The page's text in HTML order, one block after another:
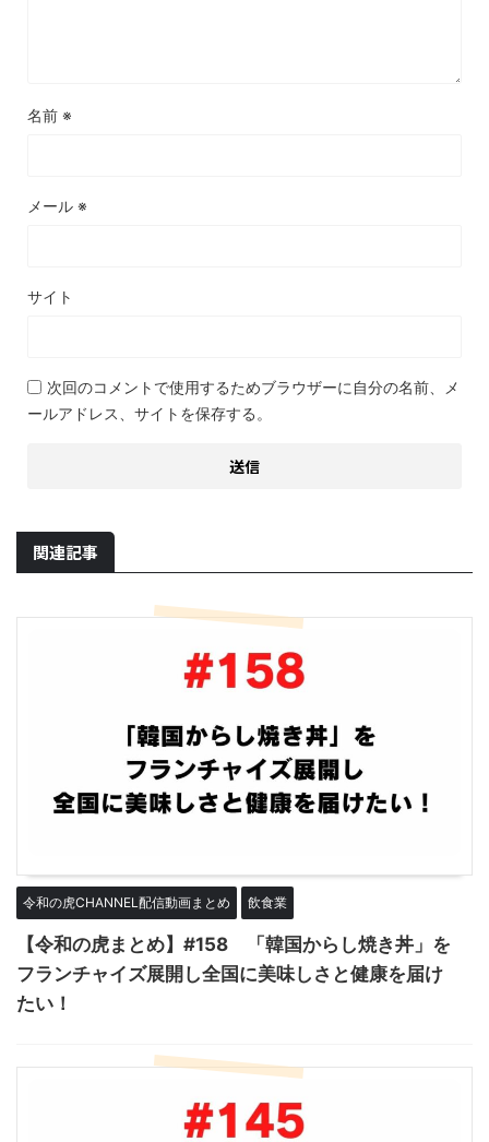
名前 ※
メール ※
サイト
次回のコメントで使用するためブラウザーに自分の名前、メ
ールアドレス、サイトを保存する。
関連記事
令和の虎CHANNEL配信動画まとめ 飲食業
【令和の虎まとめ】#158 「韓国からし焼き丼」を
フランチャイズ展開し全国に美味しさと健康を届け
たい！